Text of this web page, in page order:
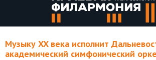
Музыку XX века исполнит
академический симфонический